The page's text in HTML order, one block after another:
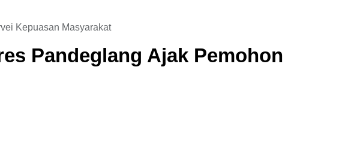
Kepuasan Masyarakat
Pandeglang Ajak Pemohon